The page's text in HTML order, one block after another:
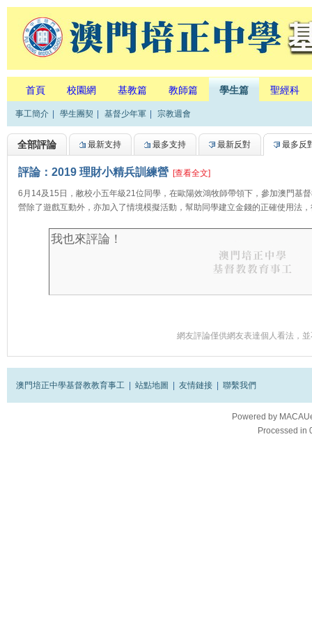
首頁 校園網 基教篇 教師篇 學生篇 聖經科
事工簡介 學生團契 基督少年軍 宗教週會
全部評論 最新支持 最多支持 最新反對 最多反
評論：2019 理財小精兵訓練營 [查看全文]
6月14及15日，敝校小五年級21位同學，在歐陽效鴻牧師帶領下，參加澳門基
營除了遊戲互動外，亦加入了情境模擬活動，幫助同學建立金錢的正確使用法
網友評論僅供網友表達個人看法，
澳門培正中學基督教教育事工 站點地圖 友情鏈接 聯繫我們
Powered by
Processed in